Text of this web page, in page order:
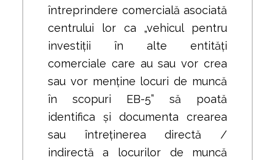
întreprindere comercială asociată
centrului lor ca „vehicul pentru
investiții în alte entități
comerciale care au sau vor crea
sau vor menține locuri de muncă
în scopuri EB-5” să poată
identifica și documenta crearea
sau întreținerea directă /
indirectă a locurilor de muncă